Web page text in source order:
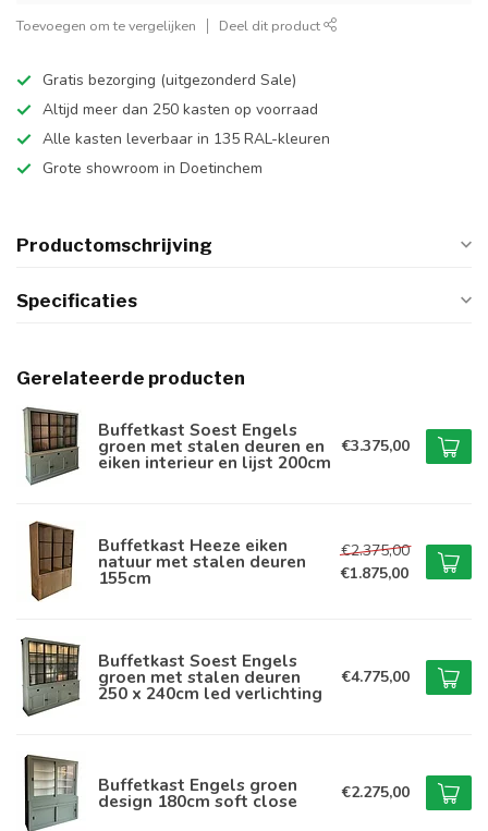
Toevoegen om te vergelijken Deel dit product
Gratis bezorging (uitgezonderd Sale)
Altijd meer dan 250 kasten op voorraad
Alle kasten leverbaar in 135 RAL-kleuren
Grote showroom in Doetinchem
Productomschrijving
Specificaties
Gerelateerde producten
Buffetkast Soest Engels
groen met stalen deuren en
eiken interieur en lijst 200cm
€3.375,00
Buffetkast Heeze eiken
natuur met stalen deuren
155cm
€2.375,00
€1.875,00
Buffetkast Soest Engels
groen met stalen deuren
250 x 240cm led verlichting
€4.775,00
Buffetkast Engels groen
design 180cm soft close €2.275,00